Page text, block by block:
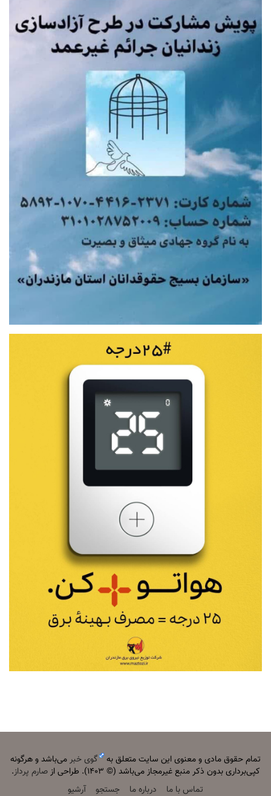
تمام حقوق مادی و معنوی این سایت متعلق به گوی خبرمی‌باشد و هرگونه
کپی‌برداری بدون ذکر منبع غیرمجاز می‌باشد (© ۱۴۰۳). طراحی از
صارم پرداز.
تماس با ما
درباره ما جستجو آرشیو